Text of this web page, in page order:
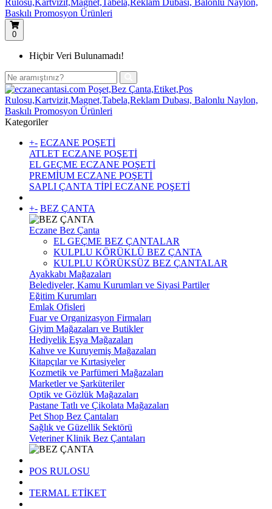
0
Hiçbir Veri Bulunamadı!
Kategoriler
+- ECZANE POŞETİ
ATLET ECZANE POŞETİ
EL GEÇME ECZANE POŞETİ
PREMİUM ECZANE POŞETİ
SAPLI ÇANTA TİPİ ECZANE POŞETİ
+- BEZ ÇANTA
Eczane Bez Çanta
EL GEÇME BEZ ÇANTALAR
KULPLU KÖRÜKLÜ BEZ ÇANTA
KULPLU KÖRÜKSÜZ BEZ ÇANTALAR
Ayakkabı Mağazaları
Belediyeler, Kamu Kurumları ve Siyasi Partiler
Eğitim Kurumları
Emlak Ofisleri
Fuar ve Organizasyon Firmaları
Giyim Mağazaları ve Butikler
Hediyelik Eşya Mağazaları
Kahve ve Kuruyemiş Mağazaları
Kitapçılar ve Kırtasiyeler
Kozmetik ve Parfümeri Mağazaları
Marketler ve Şarküteriler
Optik ve Gözlük Mağazaları
Pastane Tatlı ve Çikolata Mağazaları
Pet Shop Bez Çantaları
Sağlık ve Güzellik Sektörü
Veteriner Klinik Bez Çantaları
POS RULOSU
TERMAL ETİKET